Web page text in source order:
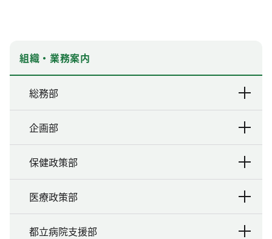
組織・業務案内
総務部
企画部
保健政策部
医療政策部
都立病院支援部